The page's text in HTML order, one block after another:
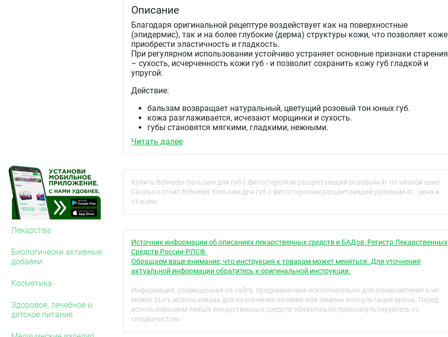
Лекарства
Биологически активные
добавки
Косметика
Здоровое, лечебное и
детское питание
Описание
Благодаря оригинальной рецептуре воздействует как на поверхностные
(эпидермис), так и на более глубокие (дерма) структуры кожи, что позволяет коже
приобрести эластичность и гладкость.
При регулярном использовании устойчиво устраняет основные признаки старения
– сухость, исчерченность кожи губ - и позволит сохранить кожу губ гладкой и
упругой.
Действие:
бальзам возвращает натуральный, цветущий розовый тон юных губ.
кожа разглаживается, исчезают морщинки и сухость.
губы становятся мягкими, гладкими, нежными.
питательных и защитных компонентов.
Лимнантес альба масло- oбладает выраженным увлажняющим эффектом,
смягчает и защищает кожу. Способствует восстановлению гидролипидного
защитного слоя
защиту, формируя на поверхности губ тонкую защитную пленку
Фитостерол- комплекс с церамидоподобным действием: - помогает
нивелировать повреждающее действие атмосферных факторов (обладает
свойством абсорбции УФ-излучения, являясь естественным солнцезащитным
фильтром) - препятствует повреждению волокон и протеогликанов дерм.
Показания
Интенсивно питает и защищает кожу губ от неблагоприятных внешних факторов .
Противопоказания
Читать далее
Купить Belweder бальзам для губ с фитостеролом расцветающий розовым 4г по низкой цене
Сколько стоит Belweder бальзам для губ с фитостеролом расцветающий розовым 4г - цена и
отзывы
Источник информации об описаниях лекарственных средств и БАДов: Регистр Лекарственных
Средств России-РЛС®.
Обращаем ваше внимание, что инструкция к товарам может меняться. Для уточнения
актуальной информации обратитесь к оригинальной инструкции.
Информация, размещенная на сайте, предназначена исключительно для ознакомления и не
может быть использована для назначения лечения или замены консультации врача. Перед
использованием любых лекарственных средств обязательно проконсультируйтесь со
специалистом.